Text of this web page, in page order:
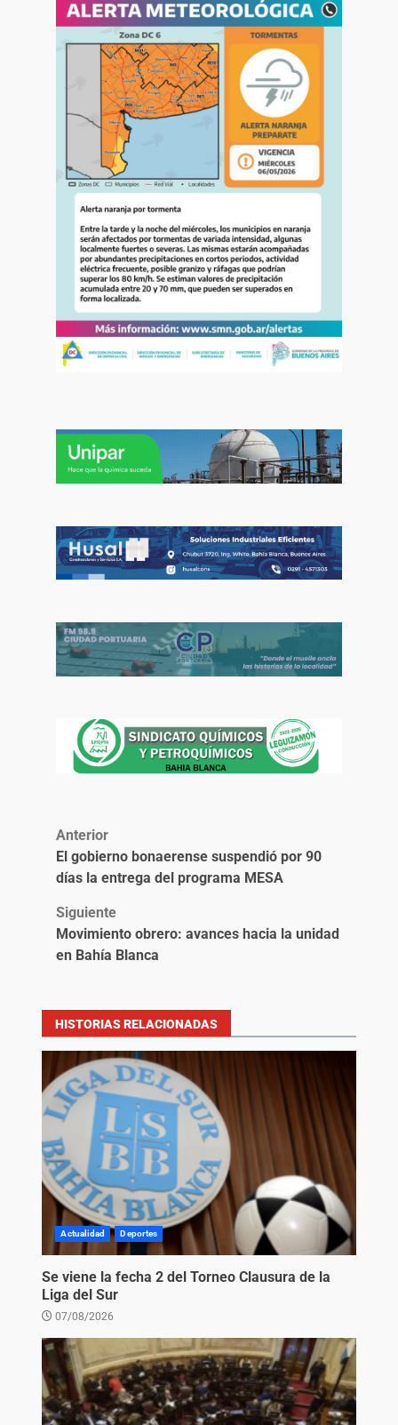
Anterior
El gobierno bonaerense suspendió por 90
días la entrega del programa MESA
Siguiente
Movimiento obrero: avances hacia la unidad
en Bahía Blanca
HISTORIAS RELACIONADAS
Actualidad Deportes
Se viene la fecha 2 del Torneo Clausura de la
Liga del Sur
07/08/2026